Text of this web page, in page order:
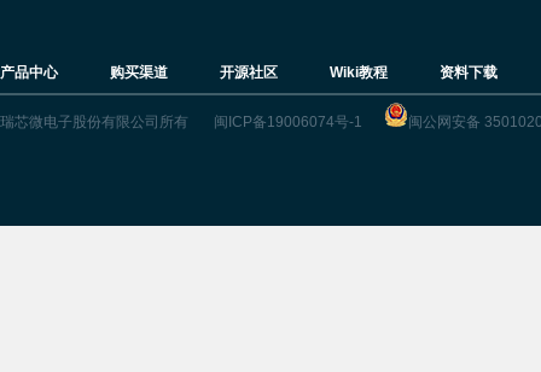
产品中心 购买渠道 开源社区 Wiki教程 资料下载
瑞芯微电子股份有限公司所有 闽ICP备19006074号-1 闽公网安备